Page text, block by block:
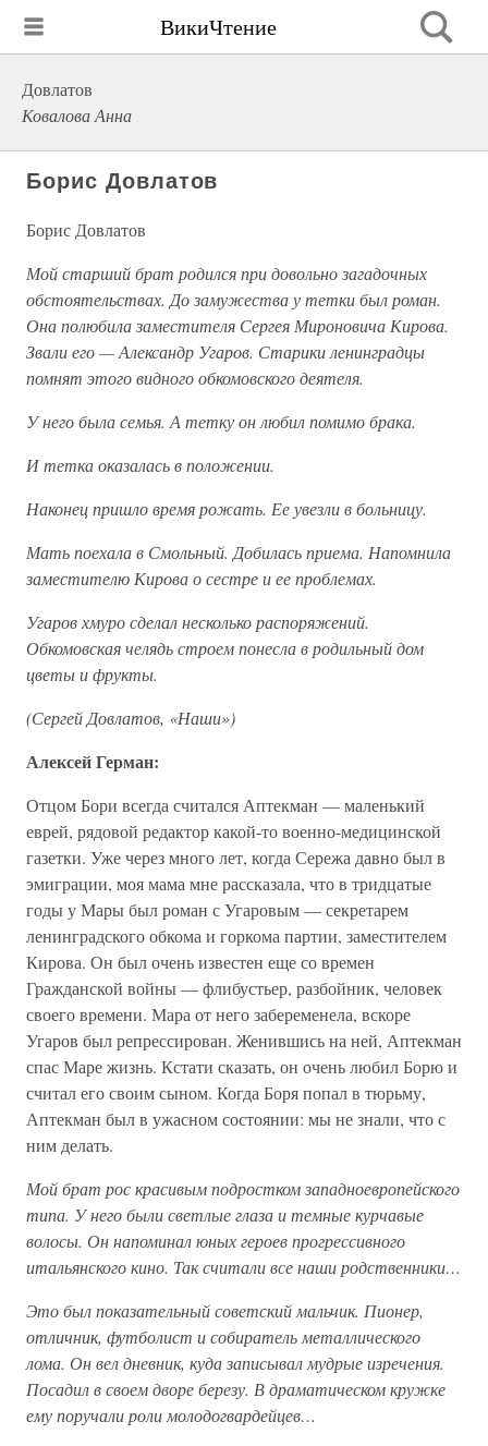
ВикиЧтение
Довлатов
Ковалова Анна
Борис Довлатов
Борис Довлатов
Мой старший брат родился при довольно загадочных
обстоятельствах. До замужества у тетки был роман.
Она полюбила заместителя Сергея Мироновича Кирова.
Звали его — Александр Угаров. Старики ленинградцы
помнят этого видного обкомовского деятеля.
У него была семья. А тетку он любил помимо брака.
И тетка оказалась в положении.
Наконец пришло время рожать. Ее увезли в больницу.
Мать поехала в Смольный. Добилась приема. Напомнила
заместителю Кирова о сестре и ее проблемах.
Угаров хмуро сделал несколько распоряжений.
Обкомовская челядь строем понесла в родильный дом
цветы и фрукты.
(Сергей Довлатов, «Наши»)
Алексей Герман:
Отцом Бори всегда считался Аптекман — маленький
еврей, рядовой редактор какой-то военно-медицинской
газетки. Уже через много лет, когда Сережа давно был в
эмиграции, моя мама мне рассказала, что в тридцатые
годы у Мары был роман с Угаровым — секретарем
ленинградского обкома и горкома партии, заместителем
Кирова. Он был очень известен еще со времен
Гражданской войны — флибустьер, разбойник, человек
своего времени. Мара от него забеременела, вскоре
Угаров был репрессирован. Женившись на ней, Аптекман
спас Маре жизнь. Кстати сказать, он очень любил Борю и
считал его своим сыном. Когда Боря попал в тюрьму,
Аптекман был в ужасном состоянии: мы не знали, что с
ним делать.
Мой брат рос красивым подростком западноевропейского
типа. У него были светлые глаза и темные курчавые
волосы. Он напоминал юных героев прогрессивного
итальянского кино. Так считали все наши родственники…
Это был показательный советский мальчик. Пионер,
отличник, футболист и собиратель металлического
лома. Он вел дневник, куда записывал мудрые изречения.
Посадил в своем дворе березу. В драматическом кружке
ему поручали роли молодогвардейцев…